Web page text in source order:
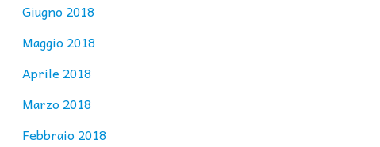
Giugno 2018
Maggio 2018
Aprile 2018
Marzo 2018
Febbraio 2018